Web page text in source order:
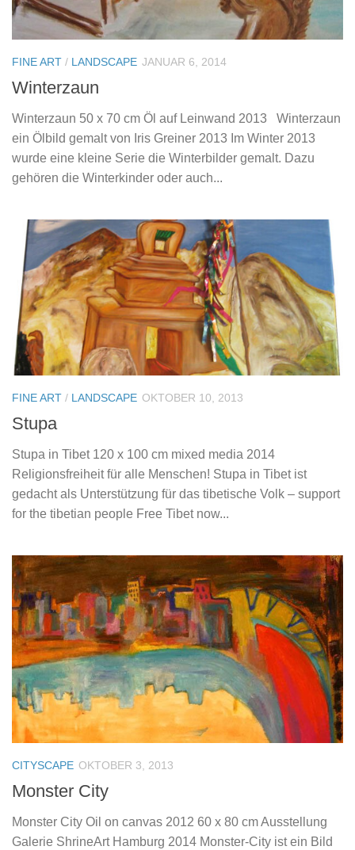
FINE ART / LANDSCAPE JANUAR 6, 2014
Winterzaun
Winterzaun 50 x 70 cm Öl auf Leinwand 2013 Winterzaun
ein Ölbild gemalt von Iris Greiner 2013 Im Winter 2013
wurde eine kleine Serie die Winterbilder gemalt. Dazu
gehören die Winterkinder oder auch...
FINE ART / LANDSCAPE OKTOBER 10, 2013
Stupa
Stupa in Tibet 120 x 100 cm mixed media 2014
Religionsfreiheit für alle Menschen! Stupa in Tibet ist
gedacht als Unterstützung für das tibetische Volk – support
for the tibetian people Free Tibet now...
CITYSCAPE OKTOBER 3, 2013
Monster City
Monster City Oil on canvas 2012 60 x 80 cm Ausstellung
Galerie ShrineArt Hamburg 2014 Monster-City ist ein Bild